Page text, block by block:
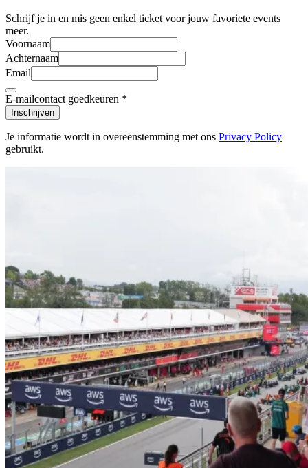
Schrijf je in en mis geen enkel ticket voor jouw favoriete events
meer.
Voornaam
Achternaam
Email
E-mailcontact goedkeuren *
Inschrijven
Je informatie wordt in overeenstemming met ons Privacy Policy
gebruikt.